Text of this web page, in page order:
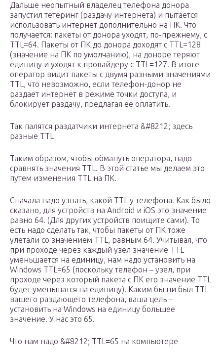
Дальше неопытный владелец телефона донора
запустил тетеринг (раздачу интернета) и пытается
использовать интернет дополнительно на ПК. Что
получается: пакеты от донора уходят, по-прежнему, с
TTL=64. Пакеты от ПК до донора доходят с TTL=128
(значение на ПК по умолчанию), на доноре теряют
единицу и уходят к провайдеру с TTL=127. В итоге
оператор видит пакеты с двумя разными значениями
TTL, что невозможно, если телефон-донор не
раздает интернет в режиме точки доступа, и
блокирует раздачу, предлагая ее оплатить.
Так палятся раздатчики интернета &#8212; здесь
разные TTL
Таким образом, чтобы обмануть оператора, надо
сравнять значения TTL. В этой статье мы делаем это
путем изменения TTL на ПК.
Сначала надо узнать, какой TTL у телефона. Как было
сказано, для устройств на Android и iOS это значение
равно 64. (Для других устройств поищите сами). То
есть надо сделать так, чтобы пакеты от ПК тоже
улетали со значением TTL, равным 64. Учитывая, что
при проходе через каждый узел значение TTL
уменьшается на единицу, нам надо установить на
Windows TTL=65 (поскольку телефон – узел, при
проходе через который пакета с ПК его значение TTL
будет уменьшатся на единицу). Каким бы ни был TTL
вашего раздающего телефона, ваша цель –
установить на Windows на единицу большее
значение. У нас это 65.
Что нам надо &#8212; TTL=65 на компьютере